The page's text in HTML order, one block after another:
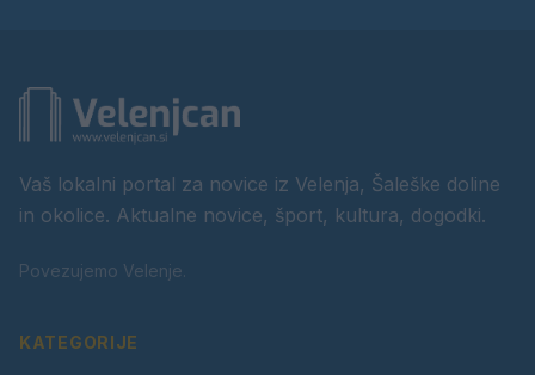
Vaš lokalni portal za novice iz Velenja, Šaleške doline
in okolice. Aktualne novice, šport, kultura, dogodki.
Povezujemo Velenje.
KATEGORIJE